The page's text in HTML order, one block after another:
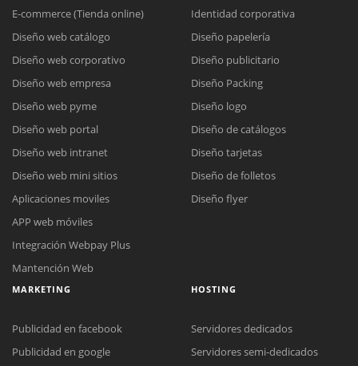
E-commerce (Tienda online)
Diseño web catálogo
Diseño web corporativo
Diseño web empresa
Diseño web pyme
Diseño web portal
Diseño web intranet
Diseño web mini sitios
Aplicaciones moviles
APP web móviles
Integración Webpay Plus
Mantención Web
Identidad corporativa
Diseño papelería
Diseño publicitario
Diseño Packing
Diseño logo
Diseño de catálogos
Diseño tarjetas
Diseño de folletos
Diseño flyer
MARKETING
Publicidad en facebook
Publicidad en google
HOSTING
Servidores dedicados
Servidores semi-dedicados